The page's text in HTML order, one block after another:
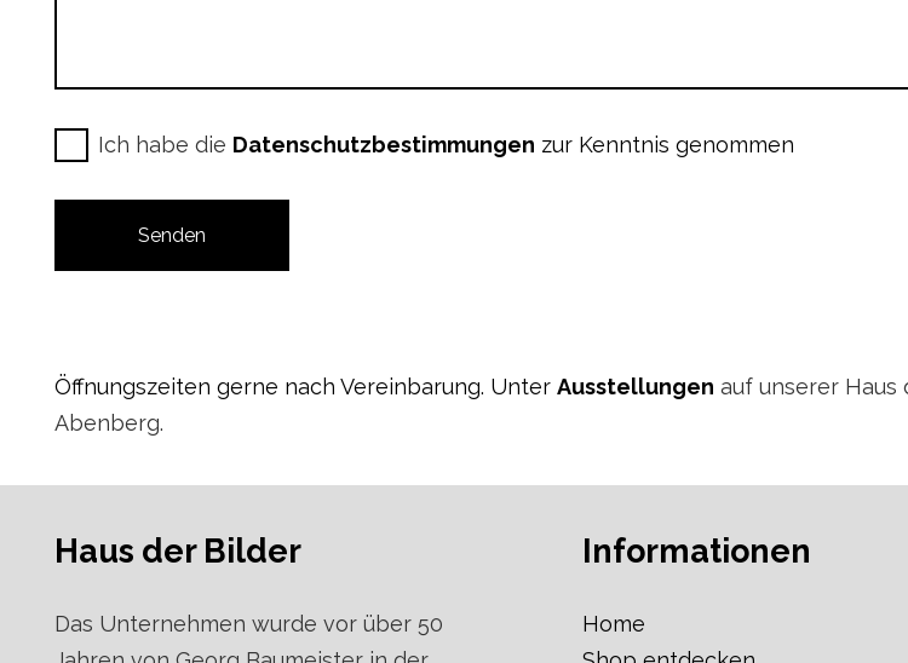
Ich habe die Datenschutzbestimmungen zur Kenntnis genommen
Öffnungszeiten gerne nach Vereinbarung. Unter Ausstellungen auf unserer Haus
Abenberg.
Haus der Bilder
Das Unternehmen wurde vor über 50
Informationen
Home